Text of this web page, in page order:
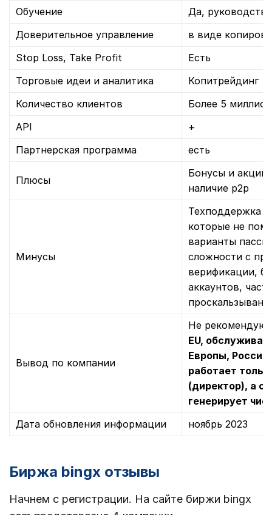
Обучение
Да,
Доверительное управление
в виде
Stop Loss, Take Profit
Есть
Торговые идеи и аналитика
Копитрейдинг
Количество клиентов
Более 5
API
+
Партнерская программа
есть
Плюсы
Бонусы и
наличие р2р
Минусы
Техподдержка
которые не
варианты
сложности с
верификации,
аккаунтов,
Вывод по компании
Не рекомендую.
EU,
Европы, России
работает
(директор), а
генерирует
Дата обновления информации
ноябрь 2023
Биржа bingx отзывы
Начнем с регистрации. На сайте биржи bingx